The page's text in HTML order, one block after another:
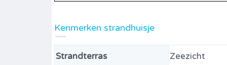
Kenmerken strandhuisje
Strandterras Zeezicht